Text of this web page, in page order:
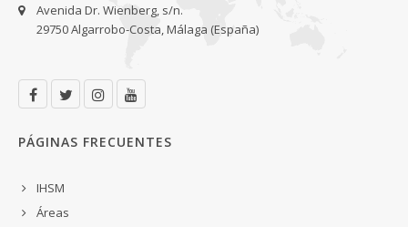
Avenida Dr. Wienberg, s/n.
29750 Algarrobo-Costa, Málaga (España)
PÁGINAS FRECUENTES
IHSM
Áreas